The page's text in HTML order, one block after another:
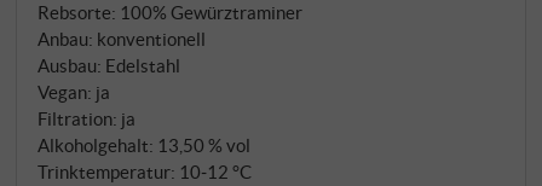
Mitgliedern aus Einzelweinbergen von Cortaccia
über Termeno und Kaltern bis Eppan von 300 bis
500 Metern mit Süd-Südost-Exposition, von kalkigen
Kieselböden mit leichtem Tonanteil. Handlese Mitte
September, Gärung und Ausbau im Stahl. Trocken
ausgebaut, Aromatik pur.
Rebsorte: 100% Gewürztraminer
Anbau: konventionell
Ausbau: Edelstahl
Vegan: ja
Filtration: ja
Alkoholgehalt: 13,50 % vol
Trinktemperatur: 10‑12 °C